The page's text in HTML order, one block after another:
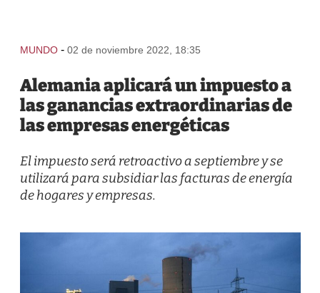
MUNDO - 02 de noviembre 2022, 18:35
Alemania aplicará un impuesto a
las ganancias extraordinarias de
las empresas energéticas
El impuesto será retroactivo a septiembre y se
utilizará para subsidiar las facturas de energía
de hogares y empresas.